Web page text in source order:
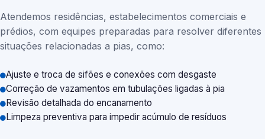
Atendemos residências, estabelecimentos comerciais e
prédios, com equipes preparadas para resolver diferentes
situações relacionadas a pias, como:
Ajuste e troca de sifões e conexões com desgaste
Correção de vazamentos em tubulações ligadas à pia
Revisão detalhada do encanamento
Limpeza preventiva para impedir acúmulo de resíduos